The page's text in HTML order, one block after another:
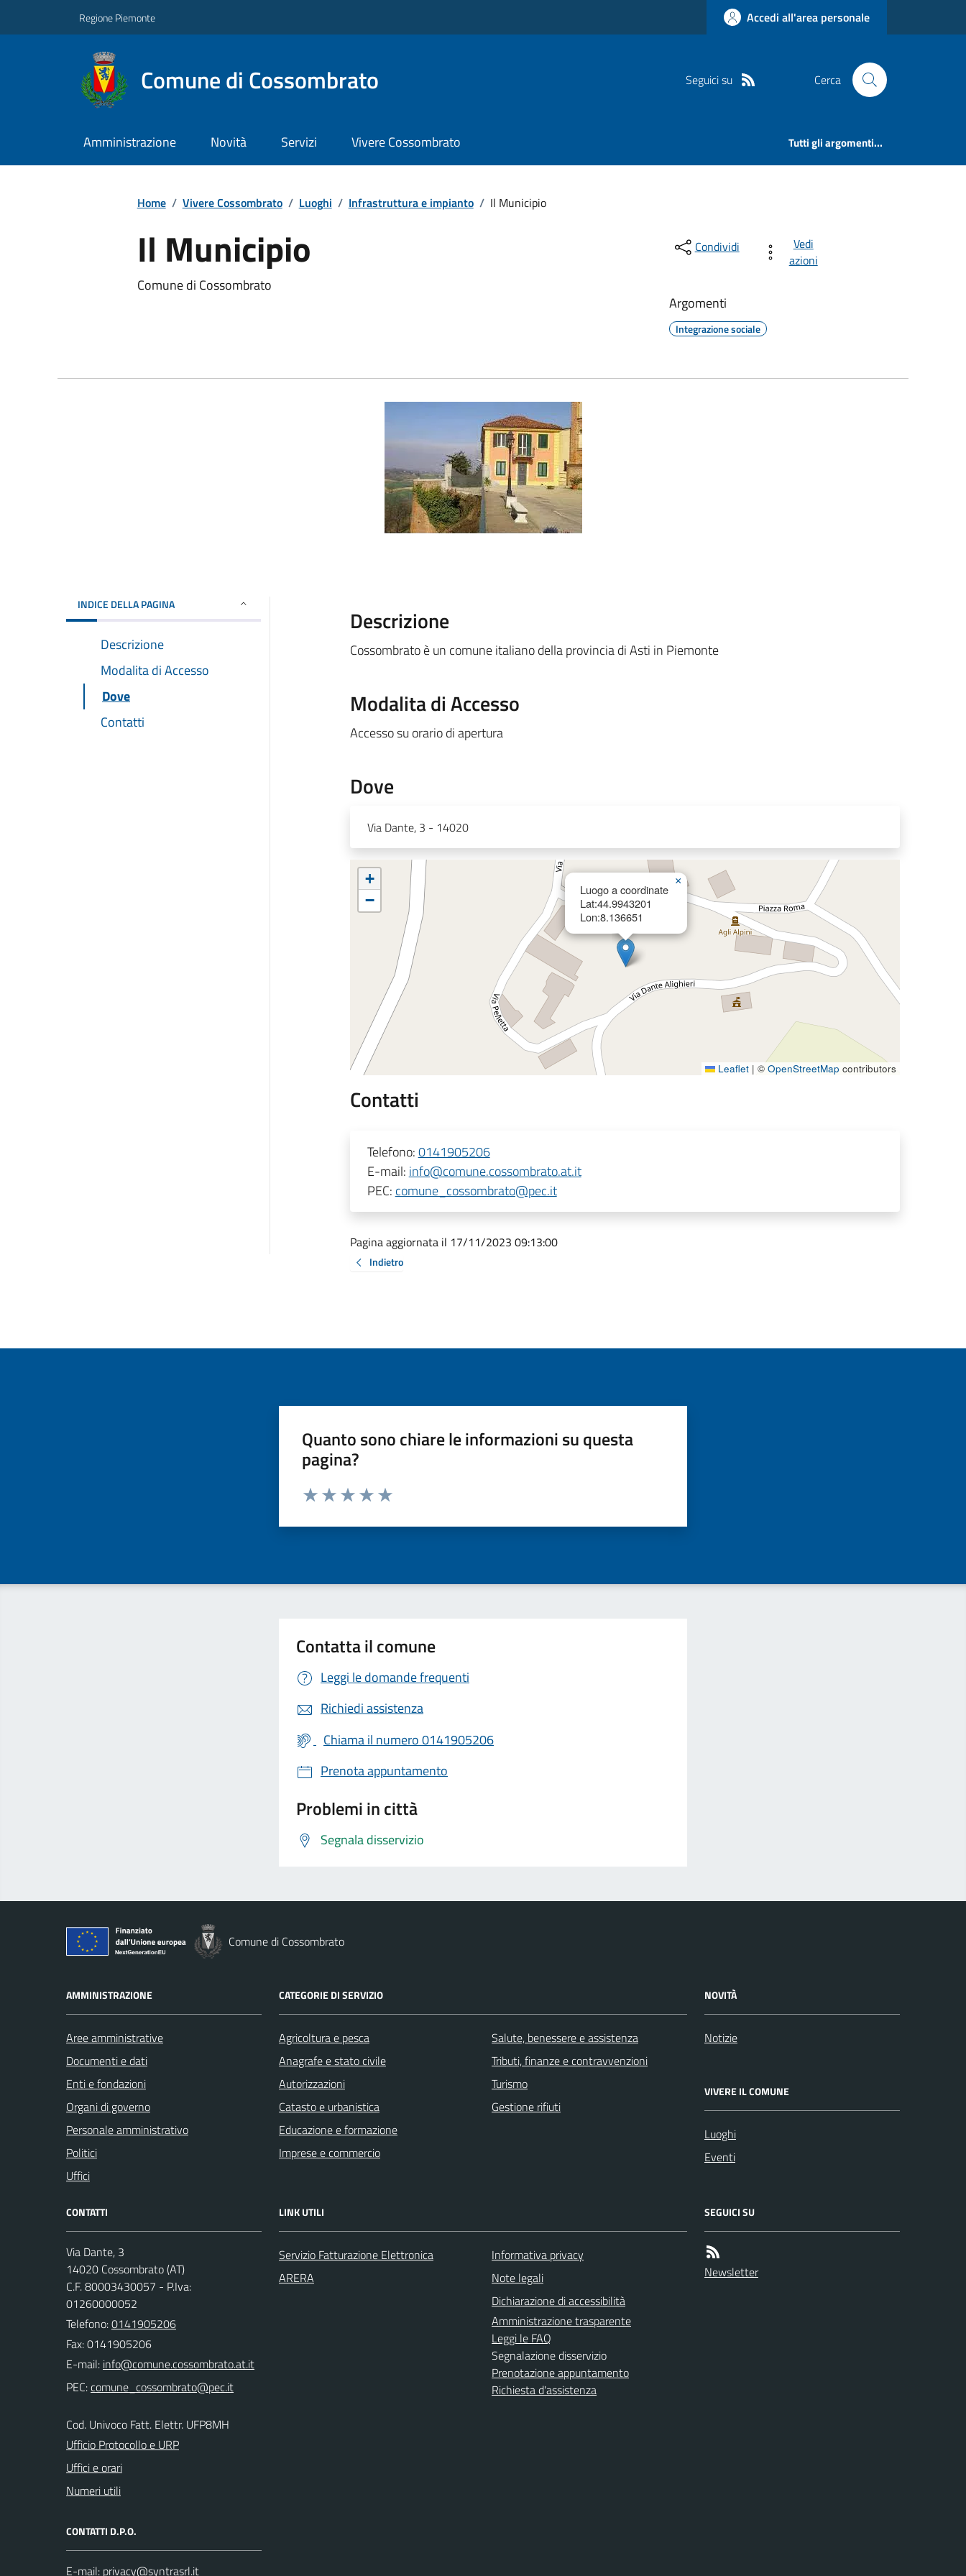
Regione Piemonte Accedi all'area personale
Comune di Cossombrato Seguici su Cerca
Amministrazione Novità Servizi Vivere Cossombrato Tutti gli argomenti...
Home / Vivere Cossombrato / Luoghi / Infrastruttura e impianto / Il Municipio
Il Municipio
Comune di Cossombrato
Condividi
Vedi
azioni
Argomenti
Integrazione sociale
INDICE DELLA PAGINA
Descrizione
Modalita di Accesso
Dove
Contatti
Descrizione
Cossombrato è un comune italiano della provincia di Asti in Piemonte
Modalita di Accesso
Accesso su orario di apertura
Dove
Via Dante, 3 - 14020
Luogo a coordinate
Lat:44.9943201
Lon:8.136651
×
+
−
Leaflet | © OpenStreetMap contributors
Contatti
Telefono:0141905206
E-mail: info@comune.cossombrato.at.it
PEC: comune_cossombrato@pec.it
Pagina aggiornata il 17/11/2023 09:13:00
Indietro
Quanto sono chiare le informazioni su questa
pagina?
Valuta da 1 a 5 stelle la pagina
Contatta il comune
Leggi le domande frequenti
Richiedi assistenza
Chiama il numero 0141905206
Prenota appuntamento
Problemi in città
Segnala disservizio
Comune di Cossombrato
AMMINISTRAZIONE
Aree amministrative
Documenti e dati
Enti e fondazioni
Organi di governo
Personale amministrativo
Politici
Uffici
CATEGORIE DI SERVIZIO
Agricoltura e pesca
Anagrafe e stato civile
Autorizzazioni
Catasto e urbanistica
Educazione e formazione
Imprese e commercio
Salute, benessere e assistenza
Tributi, finanze e contravvenzioni
Turismo
Gestione rifiuti
NOVITÀ
Notizie
VIVERE IL COMUNE
Luoghi
Eventi
CONTATTI
Via Dante, 3
14020 Cossombrato (AT)
C.F. 80003430057 - P.Iva:
01260000052
Telefono:0141905206
Fax: 0141905206
E-mail:
PEC:
Cod. Univoco Fatt. Elettr. UFP8MH
Ufficio Protocollo e URP
Uffici e orari
Numeri utili
CONTATTI D.P.O.
E-mail:
LINK UTILI
Servizio Fatturazione Elettronica
ARERA
Informativa privacy
Note legali
Dichiarazione di accessibilità
Amministrazione trasparente
Leggi le FAQ
Segnalazione disservizio
Prenotazione appuntamento
Richiesta d'assistenza
SEGUICI SU
Newsletter